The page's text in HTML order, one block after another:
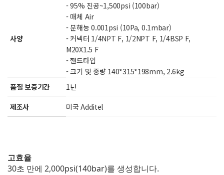
사양
- 95% 진공~1,500psi (100bar)
- 매체 Air
- 분해능 0.001psi (10Pa, 0.1mbar)
- 커넥터 1/4NPT F, 1/2NPT F, 1/4BSP F,
M20X1.5 F
- 핸드타입
- 크기 및 중량 140*315*198mm, 2.6kg
품질 보증기간
1년
제조사
미국 Additel
고효율
30초 만에 2,000psi(140bar)를 생성합니다.